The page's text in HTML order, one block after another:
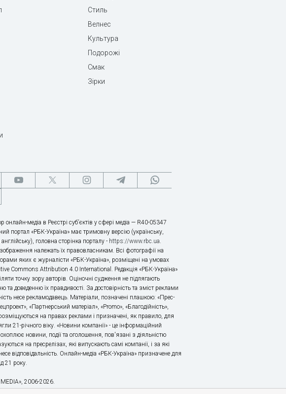
Стиль
Велнес
Культура
Подорожі
Смак
Зірки
онлайн-медіа в Реєстрі суб’єктів у сфері медіа — R40-05347
портал «РБК-Україна» має тримовну версію (українську,
англійську), головна сторінка порталу - https://www.rbc.ua.
належать їх правовласникам. Всі фотографії на
яких є журналісти «РБК-Україна», розміщені на умовах
Commons Attribution 4.0 International. Редакція «РБК-Україна»
точку зору авторів. Оціночні судження не підлягають
та доведенню їх правдивості. За достовірність та зміст реклами
несе рекламодавець. Матеріали, позначені плашкою: «Прес-
«Партнерський матеріал», «Promo», «Благодійність»,
на правах реклами і призначені, як правило, для
21-річного віку. «Новини компанії» - це інформаційний
новини, події та оголошення, пов'язані з діяльністю
на пресрелізах, які випускають самі компанії, і за які
відповідальність. Онлайн-медіа «РБК-Україна» призначене для
21 року.
2006-2026.